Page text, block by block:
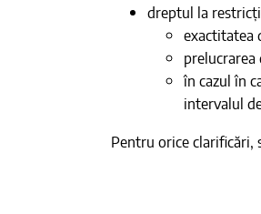
dreptul la
exactitatea
în cazul în
intervalul
Pentru orice clarificări,